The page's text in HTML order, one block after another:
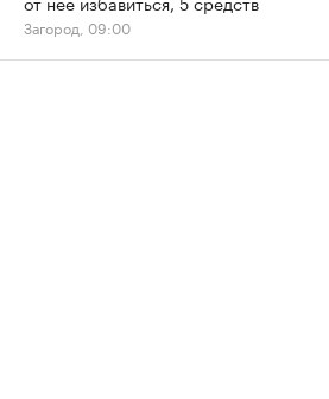
Загород, 09:00